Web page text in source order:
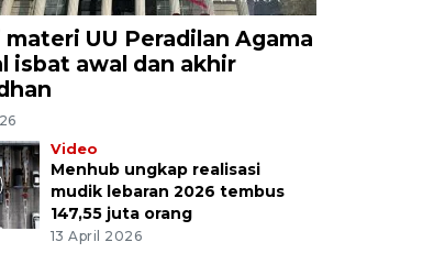
materi UU Peradilan Agama
isbat awal dan akhir
Video
Menhub ungkap realisasi
mudik lebaran 2026 tembus
147,55 juta orang
13 April 2026